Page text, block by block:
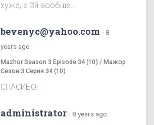
хуже, а 3й вообще...
bevenyc@yahoo.com · 8
years ago
Mazhor Season 3 Episode 34 (10) / Мажор
Сезон 3 Серия 34 (10)
СПАСИБО!
administrator · 8 years ago